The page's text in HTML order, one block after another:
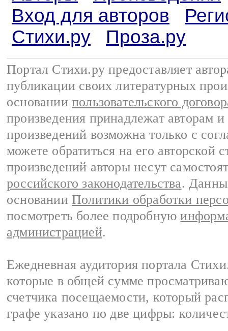
Вход для авторов
Стихи.ру
Проза.ру
Портал Стихи.ру предоставляет
публикации своих литературных
основании пользовательского
произведения принадлежат авторам
произведений возможна только с
можете обратиться на его авторской
произведений авторы несут
российского законодательства.
основании Политики обработки
посмотреть более подробную
администрацией.
Ежедневная аудитория портала
которые в общей сумме
счетчика посещаемости, который
графе указано по две цифры: